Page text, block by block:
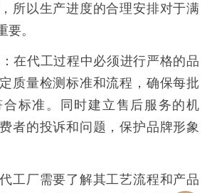
所以生产进度的合理安排对于满
要。
在代工过程中必须进行严格的品
质量检测标准和流程，确保每批
标准。同时建立售后服务的机
者的投诉和问题，保护品牌形象
工厂需要了解其工艺流程和产品